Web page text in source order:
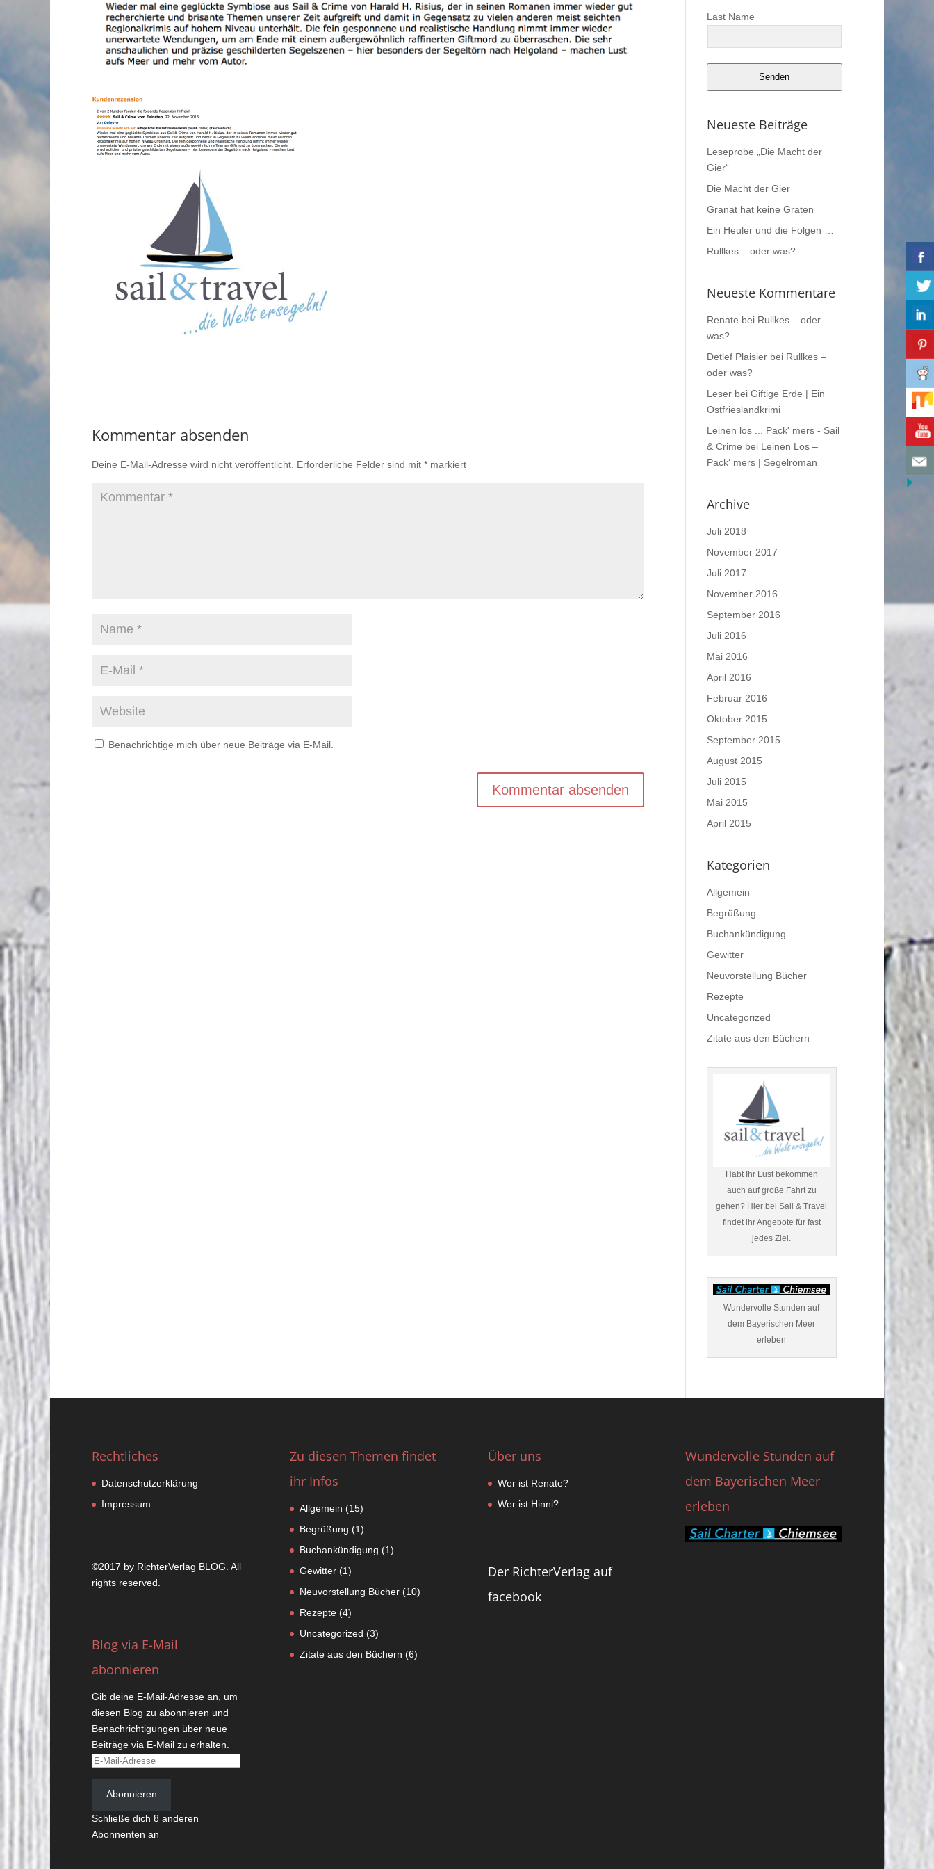
Kommentar absenden
Deine E-Mail-Adresse wird nicht veröffentlicht. Erforderliche Felder sind mit * markiert
Benachrichtige mich über neue Beiträge via E-Mail.
Last Name
Senden
Neueste Beiträge
Leseprobe „Die Macht der
Gier“
Die Macht der Gier
Granat hat keine Gräten
Ein Heuler und die Folgen …
Rullkes – oder was?
Neueste Kommentare
Renate bei Rullkes – oder
was?
Detlef Plaisierbei Rullkes –
oder was?
Leserbei Giftige Erde | Ein
Ostfrieslandkrimi
Leinen los ... Pack' mers - Sail
& Crime bei Leinen Los –
Pack‘ mers | Segelroman
Archive
Juli 2018
November 2017
Juli 2017
November 2016
September 2016
Juli 2016
Mai 2016
April 2016
Februar 2016
Oktober 2015
September 2015
August 2015
Juli 2015
Mai 2015
April 2015
Kategorien
Allgemein
Begrüßung
Buchankündigung
Gewitter
Neuvorstellung Bücher
Rezepte
Uncategorized
Zitate aus den Büchern
Habt Ihr Lust bekommen
auch auf große Fahrt zu
gehen? Hier bei Sail & Travel
findet ihr Angebote für fast
jedes Ziel.
Wundervolle Stunden auf
dem Bayerischen Meer
erleben
Rechtliches
Datenschutzerklärung
Impressum
©2017 by RichterVerlag BLOG. All
rights reserved.
Blog via E-Mail
abonnieren
Gib deine E-Mail-Adresse an, um
diesen Blog zu abonnieren und
Benachrichtigungen über neue
Beiträge via E-Mail zu erhalten.
E-
Adresse
Abonnieren
Schließe dich 8 anderen
Abonnenten an
Zu diesen Themen findet
ihr Infos
Allgemein (15)
Begrüßung (1)
Buchankündigung (1)
Gewitter(1)
Neuvorstellung Bücher(10)
Rezepte(4)
Uncategorized (3)
Zitate aus den Büchern (6)
Über uns
Wer ist Renate?
Wer ist Hinni?
Der RichterVerlag auf
facebook
Wundervolle Stunden auf
dem Bayerischen Meer
erleben